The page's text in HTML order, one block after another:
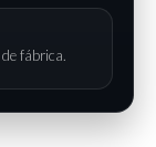
fábrica.